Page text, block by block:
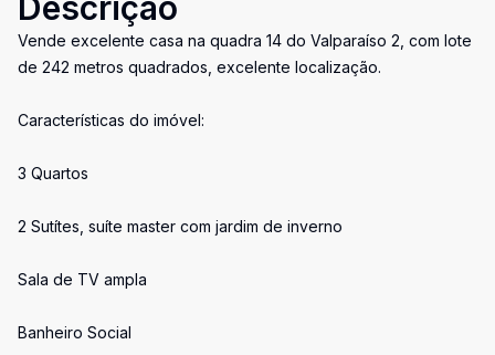
Vende excelente casa na quadra 14 do Valparaíso 2, com lote
de 242 metros quadrados, excelente localização.
Características do imóvel:
3 Quartos
2 Sutítes, suíte master com jardim de inverno
Sala de TV ampla
Banheiro Social